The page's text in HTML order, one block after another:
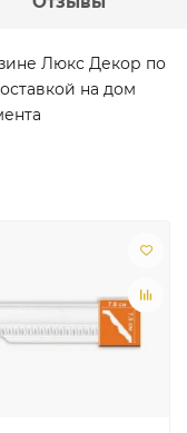
Люкс Декор по
на дом